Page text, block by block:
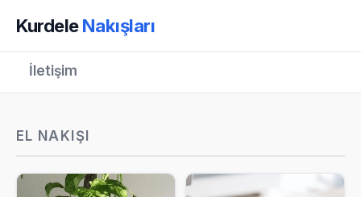
KurdeleNakışları
İletişim
EL NAKIŞI